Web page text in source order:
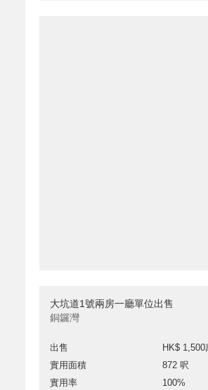
大坑道1號兩房一廳單位出售
銅鑼灣
出售
HK$ 1,500
實用面積
872 呎
實用率
100%